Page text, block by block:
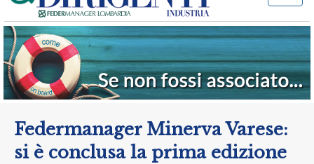
Federmanager Minerva Varese:
si è conclusa la prima edizione